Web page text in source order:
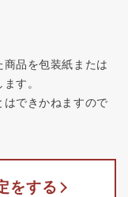
品を包装紙または
す。
できかねますので
をする